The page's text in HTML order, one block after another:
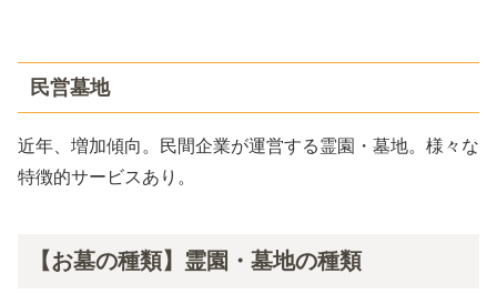
民営墓地
近年、増加傾向。民間企業が運営する霊園・墓地。様々な
特徴的サービスあり。
【お墓の種類】霊園・墓地の種類